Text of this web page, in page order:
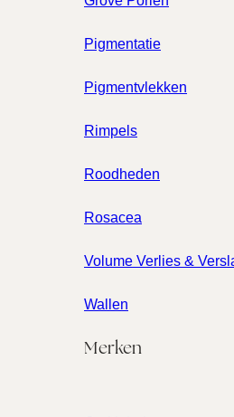
Pigmentatie
Pigmentvlekken
Rimpels
Roodheden
Rosacea
Volume Verlies &
Wallen
Merken